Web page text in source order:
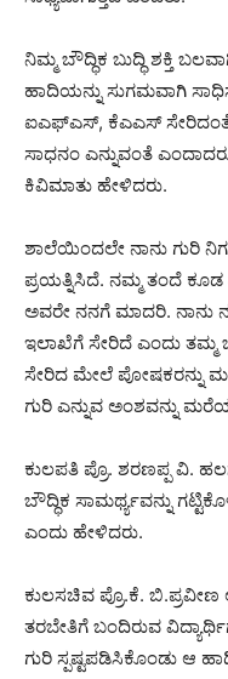
ನಿಮ್ಮ ಬೌದ್ಧಿಕ ಬುದ್ಧಿ ಶಕ್ತಿ
ಹಾದಿಯನ್ನು ಸುಗಮವಾಗಿ
ಐಎಫ್ಎಸ್, ಕೆಎಎಸ್ ಸೇರಿದಂತೆ
ಸಾಧನಂ ಎನ್ನುವಂತೆ
ಕಿವಿಮಾತು ಹೇಳಿದರು.
ಶಾಲೆಯಿಂದಲೇ ನಾನು ಗುರಿ
ಪ್ರಯತ್ನಿಸಿದೆ. ನಮ್ಮ ತಂದೆ
ಅವರೇ ನನಗೆ ಮಾದರಿ. ನಾನು
ಇಲಾಖೆಗೆ ಸೇರಿದೆ ಎಂದು ತಮ್ಮ
ಸೇರಿದ ಮೇಲೆ ಪೋಷಕರನ್ನು
ಗುರಿ ಎನ್ನುವ ಅಂಶವನ್ನು
ಕುಲಪತಿ ಪ್ರೊ. ಶರಣಪ್ಪ ವಿ.
ಬೌದ್ಧಿಕ ಸಾಮರ್ಥ್ಯವನ್ನು
ಎಂದು ಹೇಳಿದರು.
ಕುಲಸಚಿವ ಪ್ರೊ.ಕೆ. ಬಿ.ಪ್ರವೀಣ
ತರಬೇತಿಗೆ ಬಂದಿರುವ
ಗುರಿ ಸ್ಪಷ್ಟಪಡಿಸಿಕೊಂಡು ಆ